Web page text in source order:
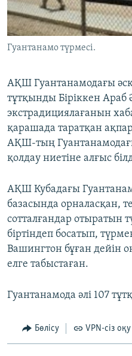
ЖАЗЫЛЫҢЫЗ
Гуантанамо түрмесі.
АҚШ Гуантанамодағы
тұтқынды Біріккен Араб
экстрадициялағанын
қарашада таратқан
АҚШ-тың
қолдау ниетіне алғыс
АҚШ Кубадағы
базасында орналасқан,
сотталғандар отыратын
біртіндеп босатып,
Вашингтон бұған дейін
елге табыстаған.
Гуантанамода әлі 107
Бөлісу VPN-сіз оқу